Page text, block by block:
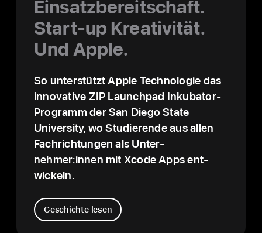
Einsatz­bereit­schaft.
Start‑up Kreati­vität.
Und Apple.
So unter­stützt Apple Techno­lo­gie das
inno­va­tive ZIP Launchpad Inkubator-
Pro­gramm der San Diego State
University, wo Studie­rende aus allen
Fach­richtungen als Unter­
nehmer:innen mit Xcode Apps ent­
wickeln.
Geschichte lesen